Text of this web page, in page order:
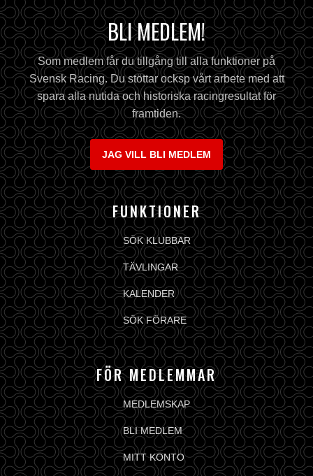
BLI MEDLEM!
Som medlem får du tillgång till alla funktioner på
Svensk Racing. Du stöttar ocksp vårt arbete med att
spara alla nutida och historiska racingresultat för
framtiden.
JAG VILL BLI MEDLEM
FUNKTIONER
SÖK KLUBBAR
TÄVLINGAR
KALENDER
SÖK FÖRARE
FÖR MEDLEMMAR
MEDLEMSKAP
BLI MEDLEM
MITT KONTO